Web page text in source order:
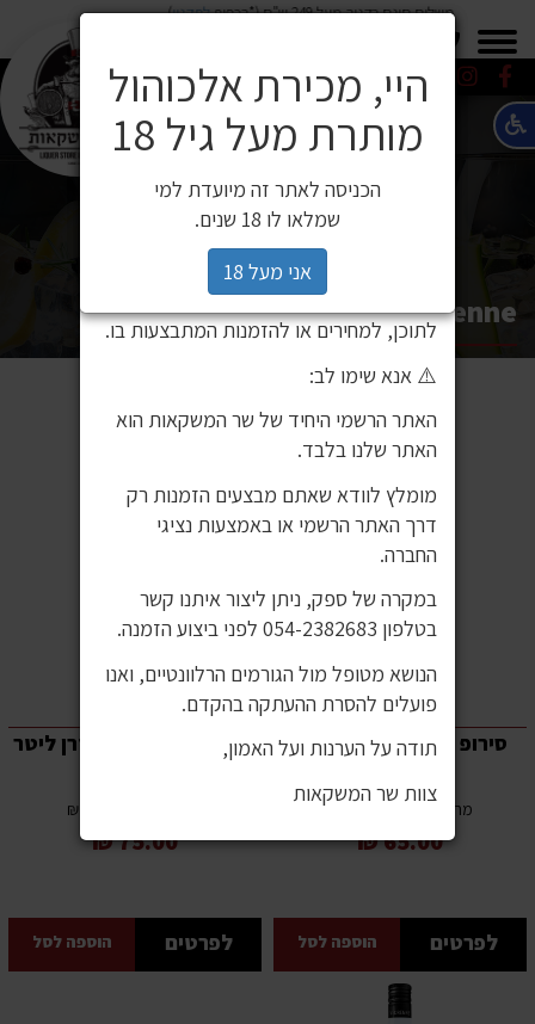
משלוח חינם בקניה מעל 249 ש"ח (*בכפוף לתקנון)
Vedrenne סירופים
סירופ ערמונים וודרן 700
מ"ל כשר
700 מ"ל
מחיר ל-100 מ”ל: 10 ₪
65.00 ₪
לפרטים הוספה לסל
סירופ למון סקווש וודרן ליטר
75.00 ₪
לפרטים הוספה לסל
⚠️ הודעה חשובה ללקוחותינו
לאחרונה זיהינו כי גורם חיצוני העתיק את
בהם שימוש ללא אישור. מדובר באתר שאינו
שייך לחברת שר המשקאות, ואיננו אחראים
לתוכן, למחירים או להזמנות המתבצעות בו.
⚠️ אנא שימו לב:
האתר הרשמי היחיד של שר המשקאות הוא
האתר שלנו בלבד.
מומלץ לוודא שאתם מבצעים הזמנות רק
דרך האתר הרשמי או באמצעות נציגי
החברה.
במקרה של ספק, ניתן ליצור איתנו קשר
בטלפון 054-2382683 לפני ביצוע הזמנה.
הנושא מטופל מול הגורמים הרלוונטיים, ואנו
פועלים להסרת ההעתקה בהקדם.
תודה על הערנות ועל האמון,
צוות שר המשקאות
היי, מכירת אלכוהול
מותרת מעל גיל 18
הכניסה לאתר זה מיועדת למי
שמלאו לו 18 שנים.
אני מעל 18